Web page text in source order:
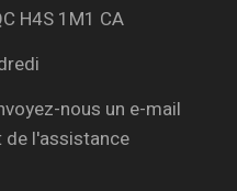
H4S 1M1 CA
nous un e-mail
de l'assistance